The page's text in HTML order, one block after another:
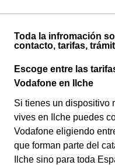
Toda la infromación
contacto, tarifas,
Escoge entre las
Vodafone en Ilche
Si tienes un dispositivo
vives en Ilche puedes
Vodafone eligiendo
que forman parte del
Ilche sino para toda